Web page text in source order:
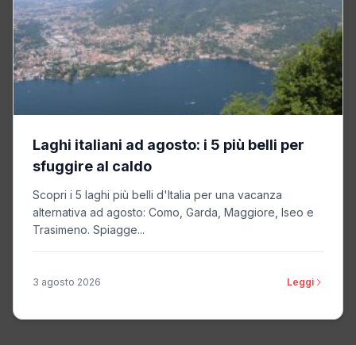
Laghi italiani ad agosto: i 5 più belli per
sfuggire al caldo
Scopri i 5 laghi più belli d'Italia per una vacanza
alternativa ad agosto: Como, Garda, Maggiore, Iseo e
Trasimeno. Spiagge...
3 agosto 2026 Leggi